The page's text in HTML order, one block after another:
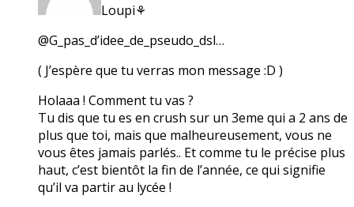
Loupi⚘️
@G_pas_d’idee_de_pseudo_dsl…
( J’espère que tu verras mon message :D )
Holaaa ! Comment tu vas ?
Tu dis que tu es en crush sur un 3eme qui a 2 ans de
plus que toi, mais que malheureusement, vous ne
vous êtes jamais parlés.. Et comme tu le précise plus
haut, c’est bientôt la fin de l’année, ce qui signifie
qu’il va partir au lycée !